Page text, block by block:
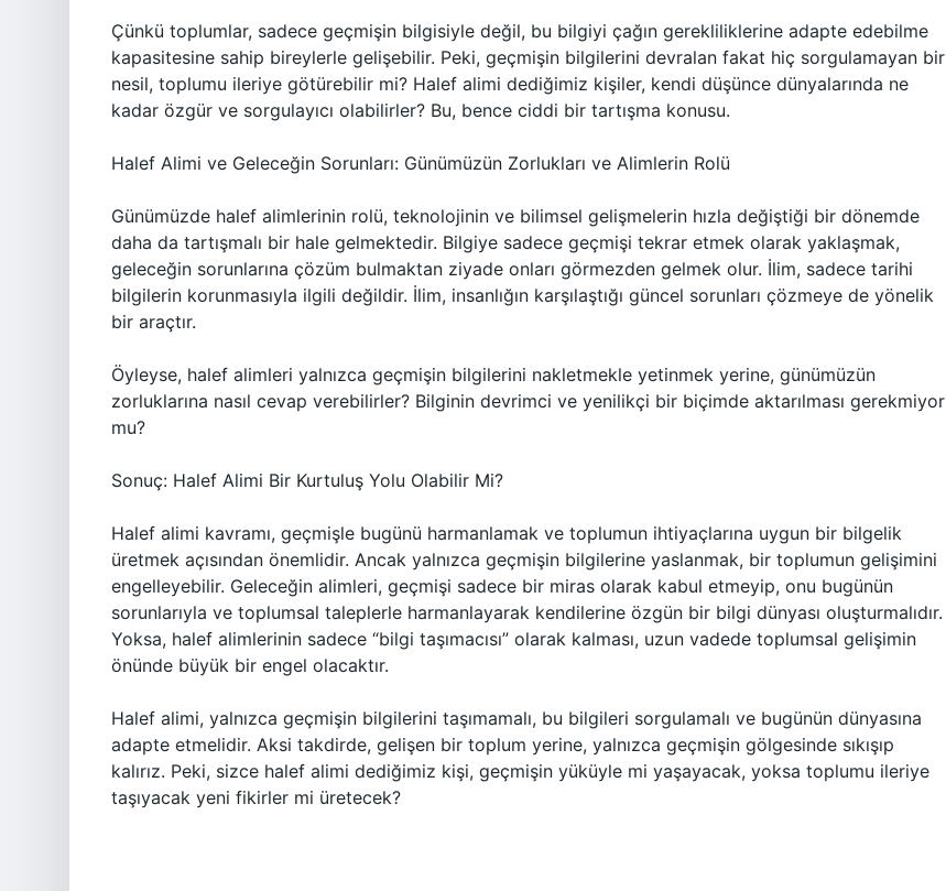
Çünkü toplumlar, sadece geçmişin bilgisiyle değil, bu bilgiyi çağın gerekliliklerine adapte edebilme
kapasitesine sahip bireylerle gelişebilir. Peki, geçmişin bilgilerini devralan fakat hiç sorgulamayan bir
nesil, toplumu ileriye götürebilir mi? Halef alimi dediğimiz kişiler, kendi düşünce dünyalarında ne
kadar özgür ve sorgulayıcı olabilirler? Bu, bence ciddi bir tartışma konusu.
Halef Alimi ve Geleceğin Sorunları: Günümüzün Zorlukları ve Alimlerin Rolü
Günümüzde halef alimlerinin rolü, teknolojinin ve bilimsel gelişmelerin hızla değiştiği bir dönemde
daha da tartışmalı bir hale gelmektedir. Bilgiye sadece geçmişi tekrar etmek olarak yaklaşmak,
geleceğin sorunlarına çözüm bulmaktan ziyade onları görmezden gelmek olur. İlim, sadece tarihi
bilgilerin korunmasıyla ilgili değildir. İlim, insanlığın karşılaştığı güncel sorunları çözmeye de yönelik
bir araçtır.
Öyleyse, halef alimleri yalnızca geçmişin bilgilerini nakletmekle yetinmek yerine, günümüzün
zorluklarına nasıl cevap verebilirler? Bilginin devrimci ve yenilikçi bir biçimde aktarılması gerekmiyor
mu?
Sonuç: Halef Alimi Bir Kurtuluş Yolu Olabilir Mi?
Halef alimi kavramı, geçmişle bugünü harmanlamak ve toplumun ihtiyaçlarına uygun bir bilgelik
üretmek açısından önemlidir. Ancak yalnızca geçmişin bilgilerine yaslanmak, bir toplumun gelişimini
engelleyebilir. Geleceğin alimleri, geçmişi sadece bir miras olarak kabul etmeyip, onu bugünün
sorunlarıyla ve toplumsal taleplerle harmanlayarak kendilerine özgün bir bilgi dünyası oluşturmalıdır.
Yoksa, halef alimlerinin sadece “bilgi taşımacısı” olarak kalması, uzun vadede toplumsal gelişimin
önünde büyük bir engel olacaktır.
Halef alimi, yalnızca geçmişin bilgilerini taşımamalı, bu bilgileri sorgulamalı ve bugünün dünyasına
adapte etmelidir. Aksi takdirde, gelişen bir toplum yerine, yalnızca geçmişin gölgesinde sıkışıp
kalırız. Peki, sizce halef alimi dediğimiz kişi, geçmişin yüküyle mi yaşayacak, yoksa toplumu ileriye
taşıyacak yeni fikirler mi üretecek?